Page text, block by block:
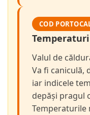
COD
Valul de
Va fi caniculă,
iar indicele
depăși pragul
Temperaturile